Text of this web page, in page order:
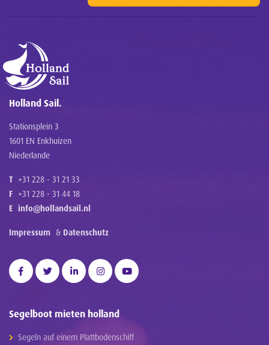
Holland Sail.
Stationsplein 3
1601 EN Enkhuizen
Niederlande
T +31 228 - 31 21 33
F +31 228 - 31 44 18
E info@hollandsail.nl
Impressum & Datenschutz
Segelboot mieten holland
Segeln auf einem Plattbodenschiff